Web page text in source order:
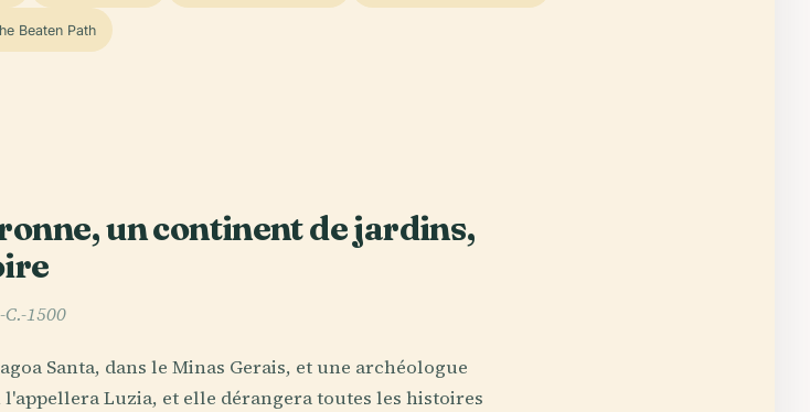
Beaten Path
un continent de jardins,
1500
Santa, dans le Minas Gerais, et une archéologue
l'appellera Luzia, et elle dérangera toutes les histoires